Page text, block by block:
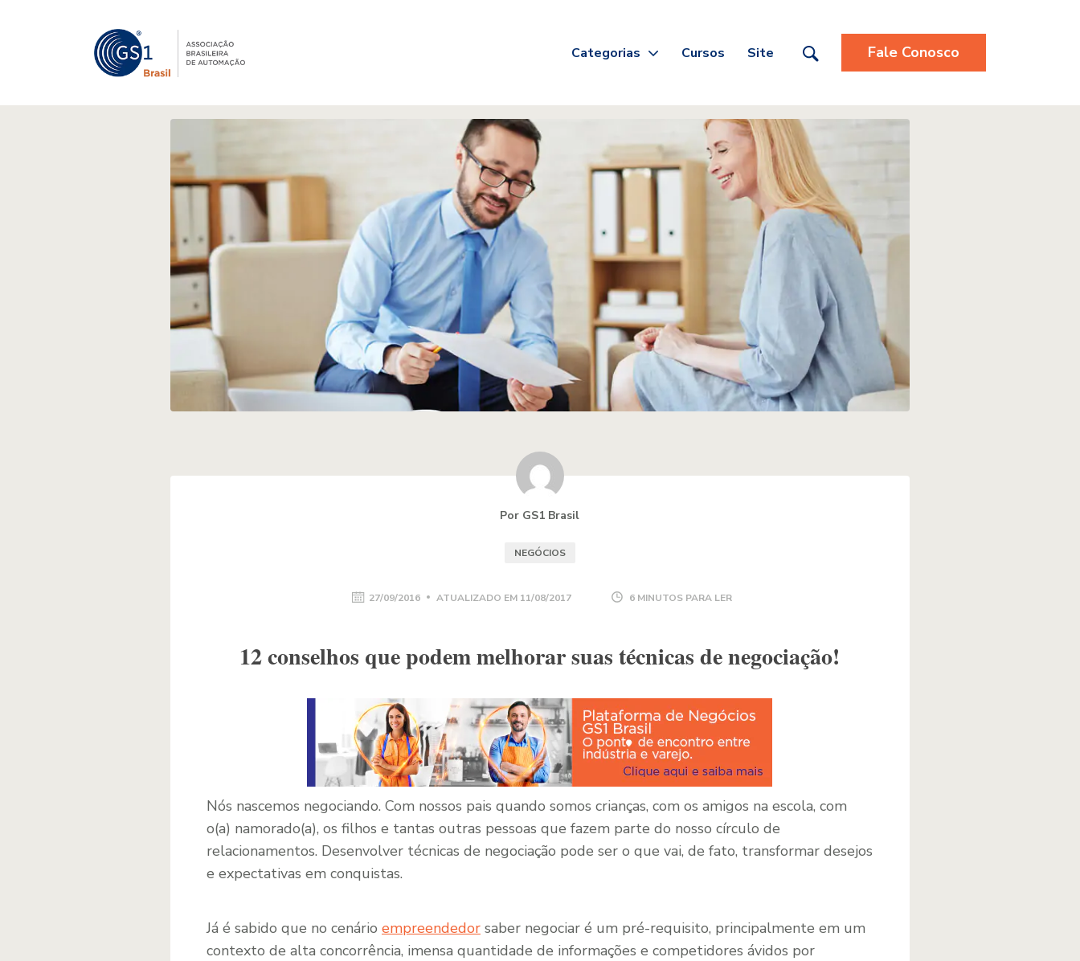
Categorias Cursos Site Fale Conosco
Por GS1 Brasil
NEGÓCIOS
27/09/2016 ATUALIZADO EM 11/08/2017 6 MINUTOS PARA LER
12 conselhos que podem melhorar suas técnicas de negociação!
Nós nascemos negociando. Com nossos pais quando somos crianças, com os amigos na escola, com
o(a) namorado(a), os filhos e tantas outras pessoas que fazem parte do nosso círculo de
relacionamentos. Desenvolver técnicas de negociação pode ser o que vai, de fato, transformar desejos
e expectativas em conquistas.
Já é sabido que no cenário empreendedorsaber negociar é um pré-requisito, principalmente em um
contexto de alta concorrência, imensa quantidade de informações e competidores ávidos por